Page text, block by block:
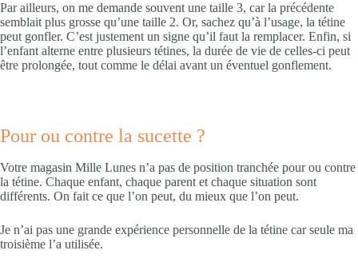
Par ailleurs, on me demande souvent une taille 3, car la précédente
semblait plus grosse qu’une taille 2. Or, sachez qu’à l’usage, la tétine
peut gonfler. C’est justement un signe qu’il faut la remplacer. Enfin, si
l’enfant alterne entre plusieurs tétines, la durée de vie de celles-ci peut
être prolongée, tout comme le délai avant un éventuel gonflement.
Pour ou contre la sucette ?
Votre magasin Mille Lunes n’a pas de position tranchée pour ou contre
la tétine. Chaque enfant, chaque parent et chaque situation sont
différents. On fait ce que l’on peut, du mieux que l’on peut.
Je n’ai pas une grande expérience personnelle de la tétine car seule ma
troisième l’a utilisée.